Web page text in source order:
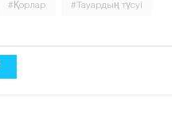
#Қорлар #Тауардың түсуі